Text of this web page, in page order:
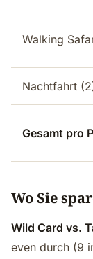
Walking
Nachtfahrt
Gesamt pro
Wo Sie
Wild Card vs.
even durch (9